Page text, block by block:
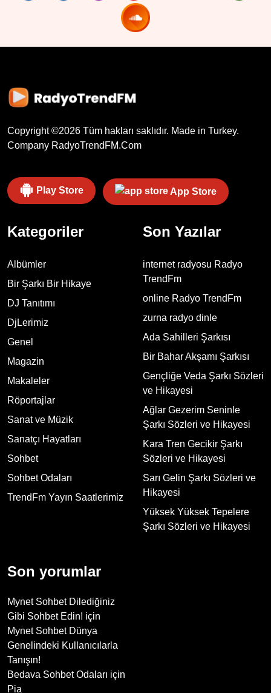
Copyright ©2026 Tüm hakları saklıdır. Made in Turkey.
Company RadyoTrendFM.Com
Play Store App Store
Kategoriler
Albümler
Bir Şarkı Bir Hikaye
DJ Tanıtımı
DjLerimiz
Genel
Magazin
Makaleler
Röportajlar
Sanat ve Müzik
Sanatçı Hayatları
Sohbet
Sohbet Odaları
TrendFm Yayın Saatlerimiz
Son Yazılar
internet radyosu Radyo
TrendFm
online Radyo TrendFm
zurna radyo dinle
Ada Sahilleri Şarkısı
Bir Bahar Akşamı Şarkısı
Gençliğe Veda Şarkı Sözleri
ve Hikayesi
Ağlar Gezerim Seninle
Şarkı Sözleri ve Hikayesi
Kara Tren Gecikir Şarkı
Sözleri ve Hikayesi
Sarı Gelin Şarkı Sözleri ve
Hikayesi
Yüksek Yüksek Tepelere
Şarkı Sözleri ve Hikayesi
Son yorumlar
Mynet Sohbet Dilediğiniz
Gibi Sohbet Edin! için
Mynet Sohbet Dünya
Genelindeki Kullanıcılarla
Tanışın!
Bedava Sohbet Odaları için
Pia